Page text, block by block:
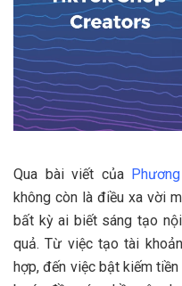
Qua bài viết của
không còn là điều xa vời
bất kỳ ai biết sáng tạo
quả. Từ việc tạo tài
hợp, đến việc bật kiếm